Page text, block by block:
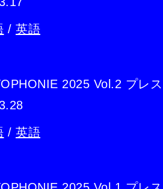
/ 英語
2025 Vol.2 プレ
/ 英語